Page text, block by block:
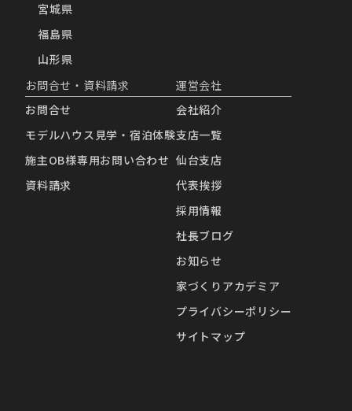
宮城県
福島県
山形県
お問合せ・資料請求
お問合せ
モデルハウス見学・宿泊体験
施主OB様専用お問い合わせ
資料請求
運営会社
会社紹介
支店一覧
仙台支店
代表挨拶
採用情報
社長ブログ
お知らせ
家づくりアカデミア
プライバシーポリシー
サイトマップ